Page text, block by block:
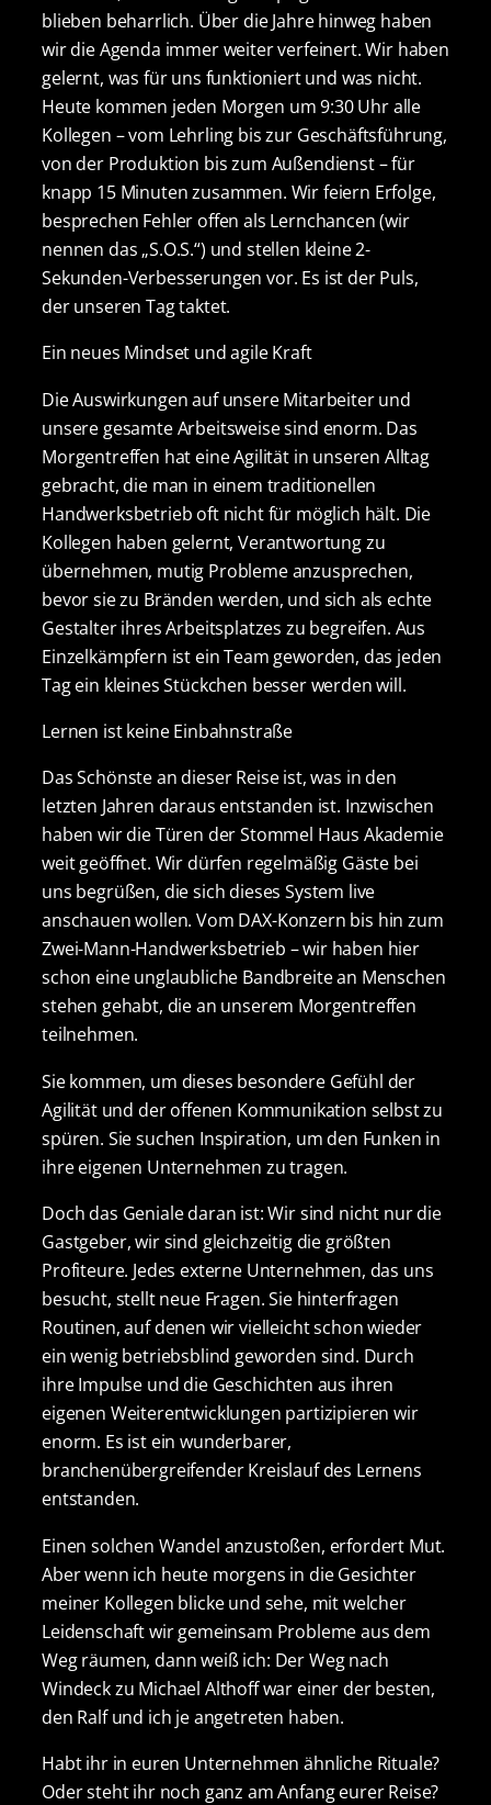
blieben beharrlich. Über die Jahre hinweg haben
wir die Agenda immer weiter verfeinert. Wir haben
gelernt, was für uns funktioniert und was nicht.
Heute kommen jeden Morgen um 9:30 Uhr alle
Kollegen – vom Lehrling bis zur Geschäftsführung,
von der Produktion bis zum Außendienst – für
knapp 15 Minuten zusammen. Wir feiern Erfolge,
besprechen Fehler offen als Lernchancen (wir
nennen das „S.O.S.“) und stellen kleine 2-
Sekunden-Verbesserungen vor. Es ist der Puls,
der unseren Tag taktet.
Ein neues Mindset und agile Kraft
Die Auswirkungen auf unsere Mitarbeiter und
unsere gesamte Arbeitsweise sind enorm. Das
Morgentreffen hat eine Agilität in unseren Alltag
gebracht, die man in einem traditionellen
Handwerksbetrieb oft nicht für möglich hält. Die
Kollegen haben gelernt, Verantwortung zu
übernehmen, mutig Probleme anzusprechen,
bevor sie zu Bränden werden, und sich als echte
Gestalter ihres Arbeitsplatzes zu begreifen. Aus
Einzelkämpfern ist ein Team geworden, das jeden
Tag ein kleines Stückchen besser werden will.
Lernen ist keine Einbahnstraße
Das Schönste an dieser Reise ist, was in den
letzten Jahren daraus entstanden ist. Inzwischen
haben wir die Türen der Stommel Haus Akademie
weit geöffnet. Wir dürfen regelmäßig Gäste bei
uns begrüßen, die sich dieses System live
anschauen wollen. Vom DAX-Konzern bis hin zum
Zwei-Mann-Handwerksbetrieb – wir haben hier
schon eine unglaubliche Bandbreite an Menschen
stehen gehabt, die an unserem Morgentreffen
teilnehmen.
Sie kommen, um dieses besondere Gefühl der
Agilität und der offenen Kommunikation selbst zu
spüren. Sie suchen Inspiration, um den Funken in
ihre eigenen Unternehmen zu tragen.
Doch das Geniale daran ist: Wir sind nicht nur die
Gastgeber, wir sind gleichzeitig die größten
Profiteure. Jedes externe Unternehmen, das uns
besucht, stellt neue Fragen. Sie hinterfragen
Routinen, auf denen wir vielleicht schon wieder
ein wenig betriebsblind geworden sind. Durch
ihre Impulse und die Geschichten aus ihren
eigenen Weiterentwicklungen partizipieren wir
enorm. Es ist ein wunderbarer,
branchenübergreifender Kreislauf des Lernens
entstanden.
Einen solchen Wandel anzustoßen, erfordert Mut.
Aber wenn ich heute morgens in die Gesichter
meiner Kollegen blicke und sehe, mit welcher
Leidenschaft wir gemeinsam Probleme aus dem
Weg räumen, dann weiß ich: Der Weg nach
Windeck zu Michael Althoff war einer der besten,
den Ralf und ich je angetreten haben.
Habt ihr in euren Unternehmen ähnliche Rituale?
Oder steht ihr noch ganz am Anfang eurer Reise?